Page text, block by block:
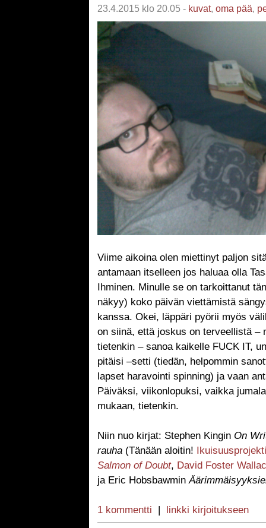
23.4.2015 klo 20.05 - kuvat, oma pää,
Viime aikoina olen miettinyt paljon
antamaan itselleen jos haluaa olla
Ihminen. Minulle se on tarkoittanut
näkyy) koko päivän viettämistä
kanssa. Okei, läppäri pyörii myös
on siinä, että joskus on terveellistä –
tietenkin – sanoa kaikelle FUCK IT,
pitäisi –setti (tiedän, helpommin
lapset haravointi spinning) ja vaan
Päiväksi, viikonlopuksi, vaikka
mukaan, tietenkin.
Niin nuo kirjat: Stephen Kingin On
rauha (Tänään aloitin! Ikuisuusprojekti
Salmon of Doubt, David Foster
ja Eric Hobsbawmin
1 kommentti | linkki kirjoitukseen